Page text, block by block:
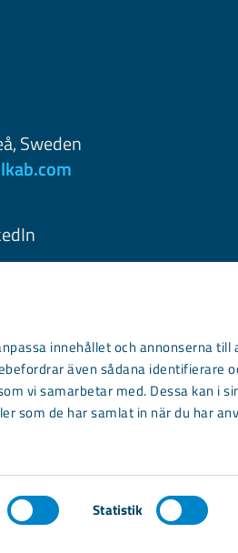
innehållet och annonserna
även sådana identifierare
vi samarbetar med. Dessa kan i
som de har samlat in när du har
Statistik
Sweden